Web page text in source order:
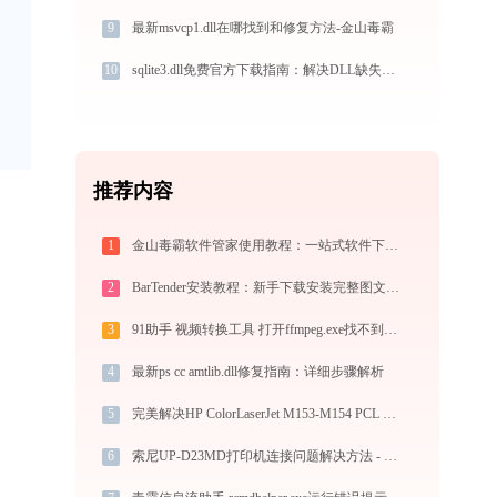
9 最新msvcp1.dll在哪找到和修复方法-金山毒霸
10 sqlite3.dll免费官方下载指南：解决DLL缺失问题的完整方案
推荐内容
1 金山毒霸软件管家使用教程：一站式软件下载安装管理，让电脑始终保持最佳状态
2 BarTender安装教程：新手下载安装完整图文步骤
3 91助手 视频转换工具 打开ffmpeg.exe找不到avdevice-58.dll怎么办
4 最新ps cc amtlib.dll修复指南：详细步骤解析
5 完美解决HP ColorLaserJet M153-M154 PCL 6 (V3)打印机驱动安装困扰，全面下载安装教程
6 索尼UP-D23MD打印机连接问题解决方法 - 金山毒霸